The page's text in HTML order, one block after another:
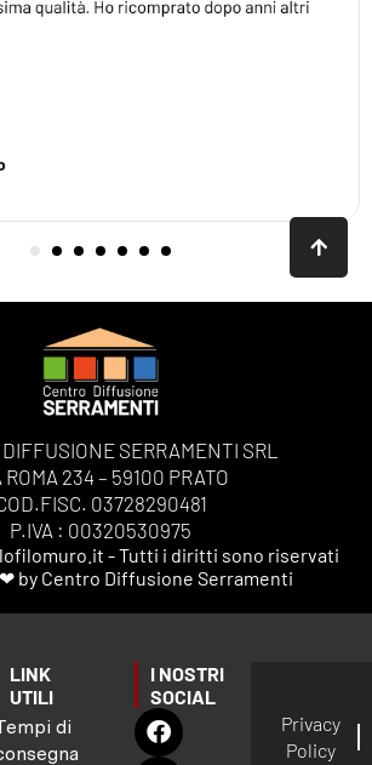
SERRAMENTI SRL
ROMA 234 – 59100 PRATO
03728290481
P.IVA : 00320530975
- Tutti i diritti sono riservati
by Centro Diffusione Serramenti
LINK
UTILI
di
I NOSTRI
SOCIAL
Privacy
Policy